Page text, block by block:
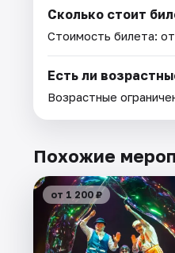
Сколько стоит
Стоимость билета:
Есть ли
Возрастные
Похожие
от 1 200 ₽